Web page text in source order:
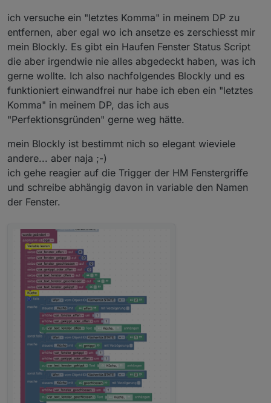
ich versuche ein "letztes Komma" in meinem DP zu
entfernen, aber egal wo ich ansetze es zerschiesst mir
mein Blockly. Es gibt ein Haufen Fenster Status Script
die aber irgendwie nie alles abgedeckt haben, was ich
gerne wollte. Ich also nachfolgendes Blockly und es
funktioniert einwandfrei nur habe ich eben ein "letztes
Komma" in meinem DP, das ich aus
"Perfektionsgründen" gerne weg hätte.
mein Blockly ist bestimmt nich so elegant wieviele
andere... aber naja ;-)
ich gehe reagier auf die Trigger der HM Fenstergriffe
und schreibe abhängig davon in variable den Namen
der Fenster.